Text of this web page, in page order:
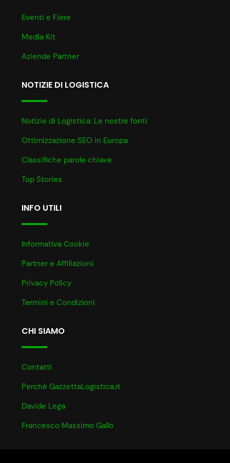
Eventi e Fiere
Media Kit
Aziende Partner
NOTIZIE DI LOGISTICA
Notizie di Logistica: Le nostre fonti
Ottimizzazione SEO in Europa
Classifiche parole chiave
Top Stories
INFO UTILI
Informativa Cookie
Partner e Affiliazioni
Privacy Policy
Termini e Condizioni
CHI SIAMO
Contatti
Perchè GazzettaLogistica.it
Davide Lega
Francesco Massimo Gallo